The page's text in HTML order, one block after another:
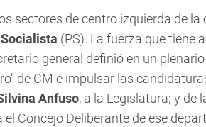
sectores de centro izquierda de
(PS). La fuerza que tiene
general definió en un
de CM e impulsar las
Anfuso, a la Legislatura; y de
el Concejo Deliberante de ese